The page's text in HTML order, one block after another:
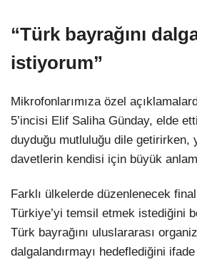
“Türk bayrağını
istiyorum”
Mikrofonlarımıza özel
5’incisi Elif Saliha Günday, elde
duyduğu mutluluğu dile getirirken,
davetlerin kendisi için büyük anlam
Farklı ülkelerde düzenlenecek
Türkiye’yi temsil etmek istediğini
Türk bayrağını uluslararası
dalgalandırmayı hedeflediğini